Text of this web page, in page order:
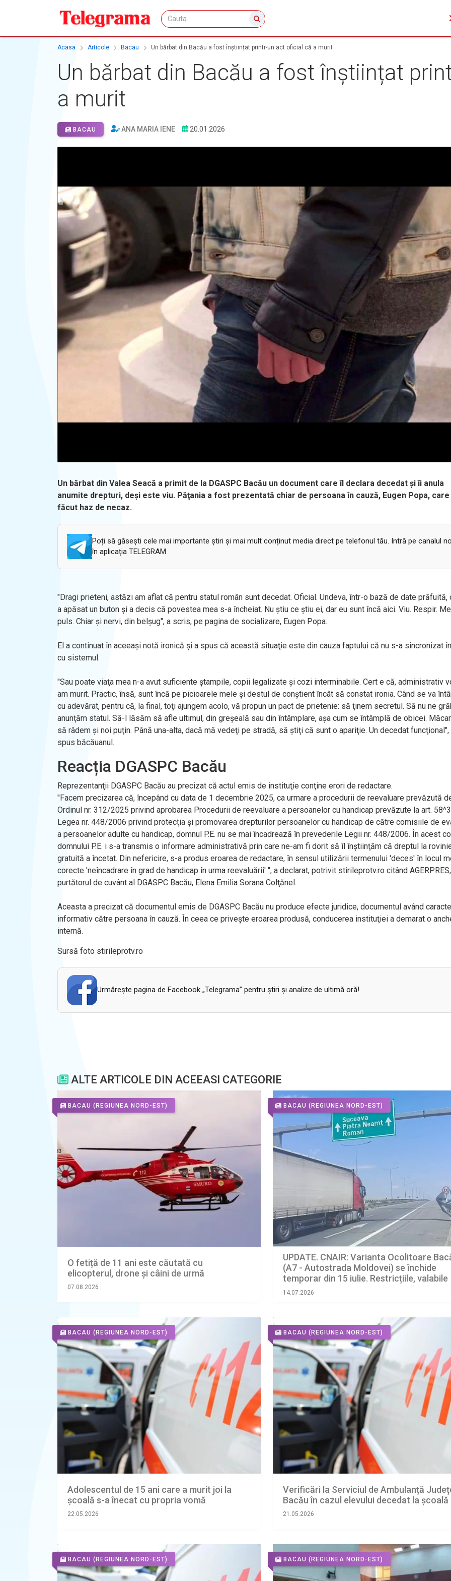
Acasa Articole Bacau Un bărbat din Bacău a fost înștiințat printr-un act oficial că a murit
Un bărbat din Bacău a fost înștiințat
a murit
BACAU ANA MARIA IENE 20.01.2026
Un bărbat din Valea Seacă a primit de la DGASPC Bacău un document care îl declara decedat și îi anula
anumite drepturi, deși este viu. Păţania a fost prezentată chiar de persoana în cauză, Eugen Popa, care
făcut haz de necaz.
Poți să găsești cele mai importante știri și mai mult conținut media direct pe telefonul tău. Intră pe canalul
în aplicația TELEGRAM
"Dragi prieteni, astăzi am aflat că pentru statul român sunt decedat. Oficial. Undeva, într-o bază de date prăfuită,
a apăsat un buton şi a decis că povestea mea s-a încheiat. Nu ştiu ce ştiu ei, dar eu sunt încă aici. Viu. Respir.
puls. Chiar şi nervi, din belşug", a scris, pe pagina de socializare, Eugen Popa.
El a continuat în aceeaşi notă ironică şi a spus că această situaţie este din cauza faptului că nu s-a sincronizat
cu sistemul.
"Sau poate viaţa mea n-a avut suficiente ştampile, copii legalizate şi cozi interminabile. Cert e că, administrativ
am murit. Practic, însă, sunt încă pe picioarele mele şi destul de conştient încât să constat ironia. Când se va
cu adevărat, pentru că, la final, toţi ajungem acolo, vă propun un pact de prietenie: să ţinem secretul. Să nu ne
anunţăm statul. Să-l lăsăm să afle ultimul, din greşeală sau din întâmplare, aşa cum se întâmplă de obicei.
să râdem şi noi puţin. Până una-alta, dacă mă vedeţi pe stradă, să ştiţi că sunt o apariţie. Un decedat funcţional",
spus băcăuanul.
Reacția DGASPC Bacău
Reprezentanţii DGASPC Bacău au precizat că actul emis de instituţie conţine erori de redactare.
"Facem precizarea că, începând cu data de 1 decembrie 2025, ca urmare a procedurii de reevaluare prevăzută
Ordinul nr. 312/2025 privind aprobarea Procedurii de reevaluare a persoanelor cu handicap prevăzute la art.
Legea nr. 448/2006 privind protecţia şi promovarea drepturilor persoanelor cu handicap de către comisiile de
a persoanelor adulte cu handicap, domnul P.E. nu se mai încadrează în prevederile Legii nr. 448/2006. În acest
domnului P.E. i s-a transmis o informare administrativă prin care ne-am fi dorit să îl înştiinţăm că dreptul la
gratuită a încetat. Din nefericire, s-a produs eroarea de redactare, în sensul utilizării termenului 'deces' în locul
corecte 'neîncadrare în grad de handicap în urma reevaluării' ", a declarat, potrivit stirileprotv.ro citând AGERPRES,
purtătorul de cuvânt al DGASPC Bacău, Elena Emilia Sorana Colţănel.
Aceasta a precizat că documentul emis de DGASPC Bacău nu produce efecte juridice, documentul având
informativ către persoana în cauză. În ceea ce priveşte eroarea produsă, conducerea instituţiei a demarat o
internă.
Sursă foto stirileprotv.ro
Urmăreşte pagina de Facebook „Telegrama” pentru ştiri şi analize de ultimă oră!
ALTE ARTICOLE DIN ACEEASI CATEGORIE
BACAU (REGIUNEA NORD-EST)
O fetiță de 11 ani este căutată cu
elicopterul, drone și câini de urmă
07.08.2026
BACAU (REGIUNEA NORD-EST)
UPDATE. CNAIR: Varianta Ocolitoare
(A7 - Autostrada Moldovei) se închide
temporar din 15 iulie. Restricțiile, valabile
timp de câteva săptămâni
14.07.2026
BACAU (REGIUNEA NORD-EST)
Adolescentul de 15 ani care a murit joi la
şcoală s-a înecat cu propria vomă
22.05.2026
BACAU (REGIUNEA NORD-EST)
Verificări la Serviciul de Ambulanță
Bacău în cazul elevului decedat la școală
21.05.2026
BACAU (REGIUNEA NORD-EST) BACAU (REGIUNEA NORD-EST)